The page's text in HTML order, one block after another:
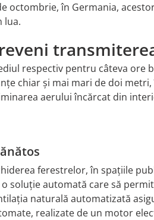
octombrie, în Germania,
lua.
respectiv pentru câteva ore
chiar și mai mari de doi
aerului încărcat din
ferestrelor, în spațiile
automată care să
naturală automatizată
realizate de un motor